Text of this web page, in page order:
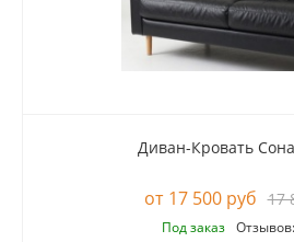
Диван-Кровать
17 500 руб 17
Под заказ